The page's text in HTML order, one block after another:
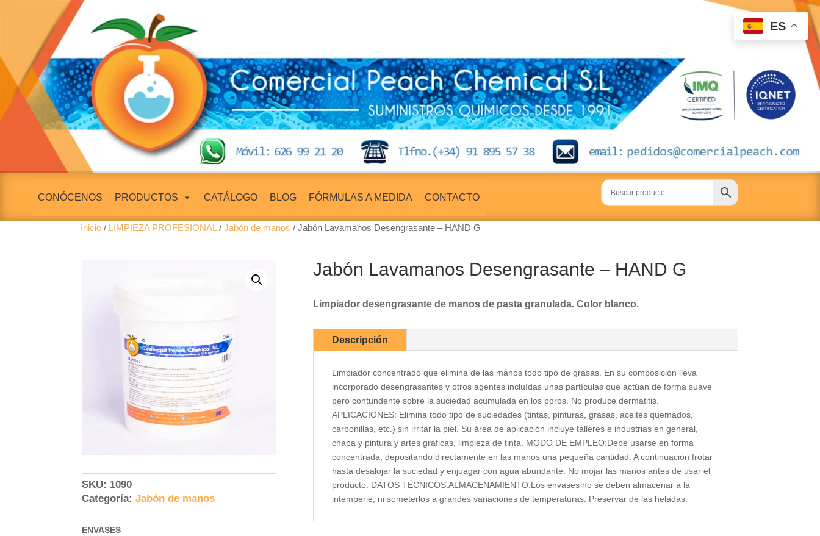
CONÓCENOS PRODUCTOS CATÁLOGO BLOG FÓRMULAS A MEDIDA CONTACTO
Inicio / LIMPIEZA PROFESIONAL/ Jabón de manos / Jabón Lavamanos Desengrasante – HAND G
SKU: 1090
Categoría:Jabón de manos
ENVASES
Jabón Lavamanos Desengrasante – HAND G
Limpiador desengrasante de manos de pasta granulada. Color blanco.
Descripción
Limpiador concentrado que elimina de las manos todo tipo de grasas. En su composición lleva
incorporado desengrasantes y otros agentes incluídas unas partículas que actúan de forma suave
pero contundente sobre la suciedad acumulada en los poros. No produce dermatitis.
APLICACIONES: Elimina todo tipo de suciedades (tintas, pinturas, grasas, aceites quemados,
carbonillas, etc.) sin irritar la piel. Su área de aplicación incluye talleres e industrias en general,
chapa y pintura y artes gráficas, limpieza de tinta. MODO DE EMPLEO:Debe usarse en forma
concentrada, depositando directamente en las manos una pequeña cantidad. A continuación frotar
hasta desalojar la suciedad y enjuagar con agua abundante. No mojar las manos antes de usar el
producto. DATOS TÉCNICOS:ALMACENAMIENTO:Los envases no se deben almacenar a la
intemperie, ni someterlos a grandes variaciones de temperaturas. Preservar de las heladas.
ES